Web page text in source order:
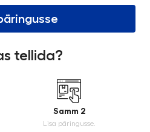
tellida?
Samm 2
Lisa päringusse.